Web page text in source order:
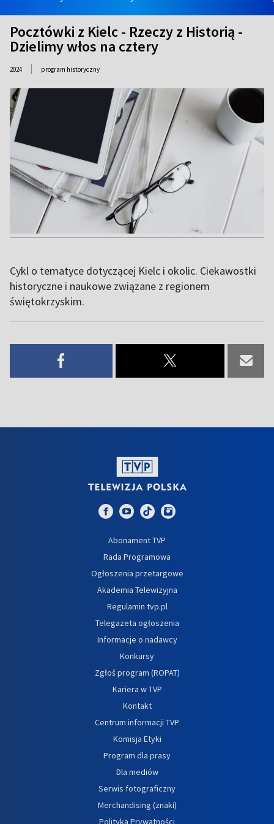
Pocztówki z Kielc - Rzeczy z Historią -
Dzielimy włos na cztery
2024 | program historyczny
Cykl o tematyce dotyczącej Kielc i okolic. Ciekawostki
historyczne i naukowe związane z regionem
świętokrzyskim.
Abonament TVP
Rada Programowa
Ogłoszenia przetargowe
Akademia Telewizyjna
Regulamin tvp.pl
Telegazeta ogłoszenia
Informacje o nadawcy
Konkursy
Zgłoś program (ROPAT)
Kariera w TVP
Kontakt
Centrum informacji TVP
Komisja Etyki
Program dla prasy
Dla mediów
Serwis fotograficzny
Merchandising (znaki)
Polityka Prywatności